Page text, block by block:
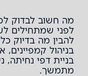
מה חשוב לבדוק
לפני שמתחילים
להבין מה בדיוק
בניהול קמפיינים,
בניית דפי נחיתה,
מתמשך.